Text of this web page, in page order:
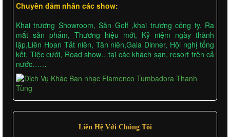
Chuyên đảm nhân các show:
Khai trương Showroom, Sân Golf ,khai trương công ty, Ra
mắt sản phẩm, Thương hiệu mới, Kỷ niệm ngày thành
lập,Liên Hoan Tất niên, Tân niên,Gala Dinner, Hội nghị tổng
kết, Tiệc cưới, Road show…tại các khách sạn, resort trên cả
nước……
Liên Hệ Với Chúng Tôi